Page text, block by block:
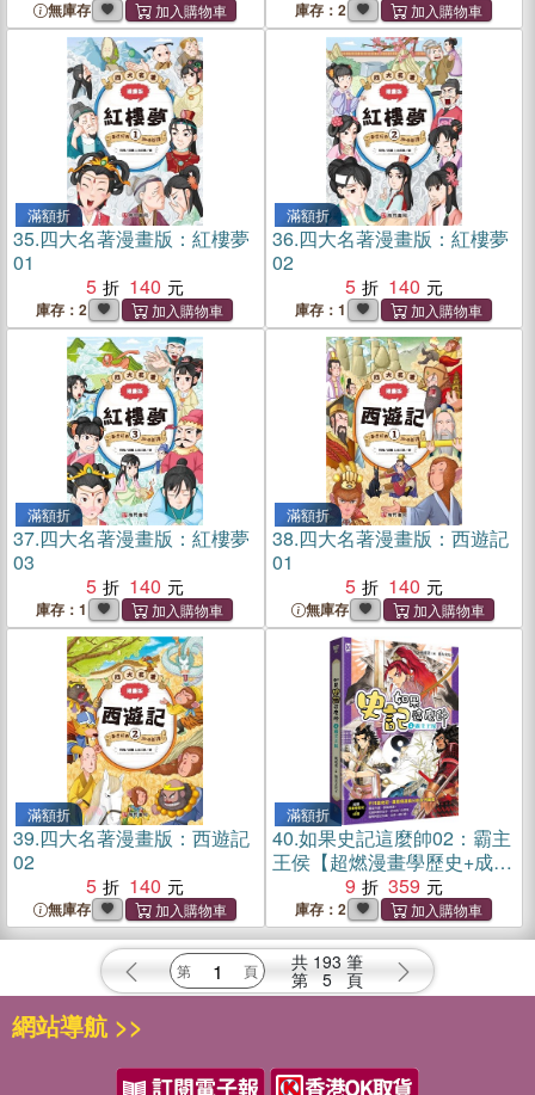
無庫存 庫存：2
滿額折
35.四大名著漫畫版：紅樓夢
01
5
140
庫存：2
滿額折
36.四大名著漫畫版：紅樓夢
02
5
140
庫存：1
滿額折
37.四大名著漫畫版：紅樓夢
03
5
140
庫存：1
滿額折
38.四大名著漫畫版：西遊記
01
5
140
無庫存
滿額折
39.四大名著漫畫版：西遊記
02
5
140
無庫存
滿額折
40.如果史記這麼帥02：霸主
王侯【超燃漫畫學歷史+成
9 359
庫存：2
共 193 筆
第 5 頁
網站導航 >>